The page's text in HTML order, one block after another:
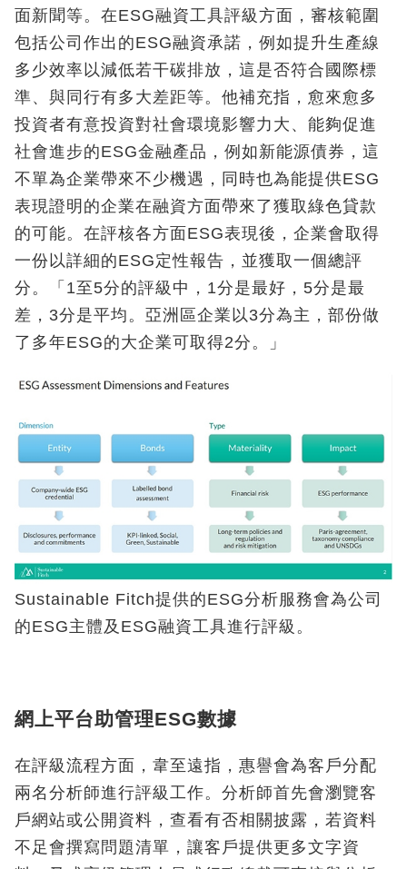
面新聞等。在ESG融資工具評級方面，審核範圍
包括公司作出的ESG融資承諾，例如提升生產線
多少效率以減低若干碳排放，這是否符合國際標
準、與同行有多大差距等。他補充指，愈來愈多
投資者有意投資對社會環境影響力大、能夠促進
社會進步的ESG金融產品，例如新能源債券，這
不單為企業帶來不少機遇，同時也為能提供ESG
表現證明的企業在融資方面帶來了獲取綠色貸款
的可能。在評核各方面ESG表現後，企業會取得
一份以詳細的ESG定性報告，並獲取一個總評
分。「1至5分的評級中，1分是最好，5分是最
差，3分是平均。亞洲區企業以3分為主，部份做
了多年ESG的大企業可取得2分。」
Sustainable Fitch提供的ESG分析服務會為公司
的ESG主體及ESG融資工具進行評級。
網上平台助管理ESG數據
在評級流程方面，韋至遠指，惠譽會為客戶分配
兩名分析師進行評級工作。分析師首先會瀏覽客
戶網站或公開資料，查看有否相關披露，若資料
不足會撰寫問題清單，讓客戶提供更多文字資